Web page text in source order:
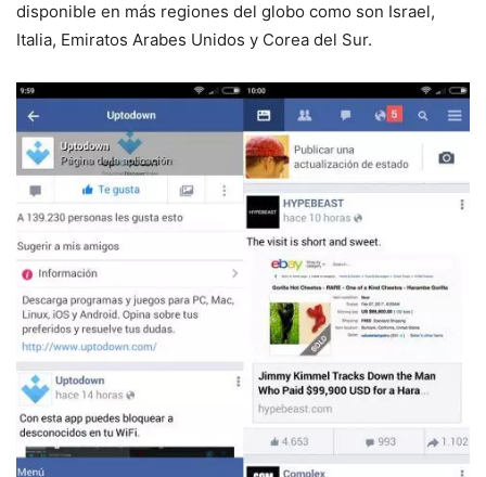
disponible en más regiones del globo como son Israel,
Italia, Emiratos Arabes Unidos y Corea del Sur.